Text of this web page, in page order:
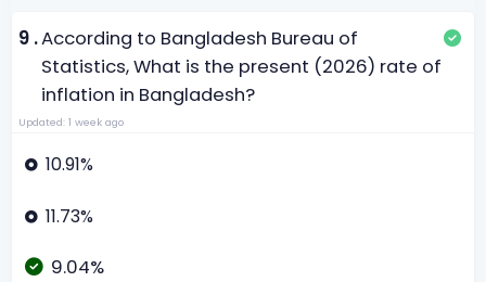
9 .According to Bangladesh Bureau of
Statistics, What is the present (2026) rate of
inflation in Bangladesh?
Updated: 1 week ago
10.91%
11.73%
9.04%